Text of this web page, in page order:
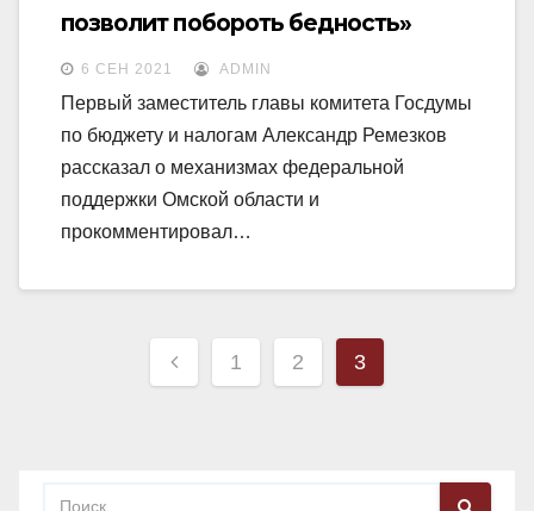
позволит побороть бедность»
6 СЕН 2021 ADMIN
Первый заместитель главы комитета Госдумы
по бюджету и налогам Александр Ремезков
рассказал о механизмах федеральной
поддержки Омской области и
прокомментировал…
Навигация
по
1 2 3